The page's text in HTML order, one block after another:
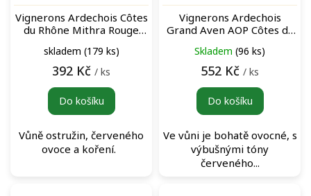
oVignerons Ardechois Côtes
du Rhône Mithra Rouge
skladem (179 ks)
392 Kč / ks
Do košíku
Vůně ostružin, červeného
ovoce a koření.
Vignerons Ardechois
Grand Aven AOP Côtes du
Skladem (96 ks)
552 Kč / ks
Do košíku
Ve vůni je bohatě ovocné, s
výbušnými tóny
červeného...